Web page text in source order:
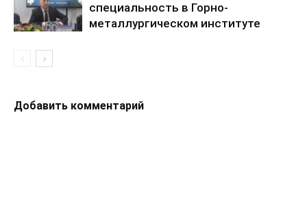
специальность в Горно-
металлургическом институте
Добавить комментарий